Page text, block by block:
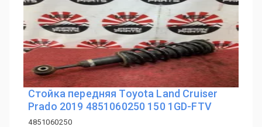
Стойка передняя Toyota Land Cruiser
Prado 2019 4851060250 150 1GD-FTV
4851060250